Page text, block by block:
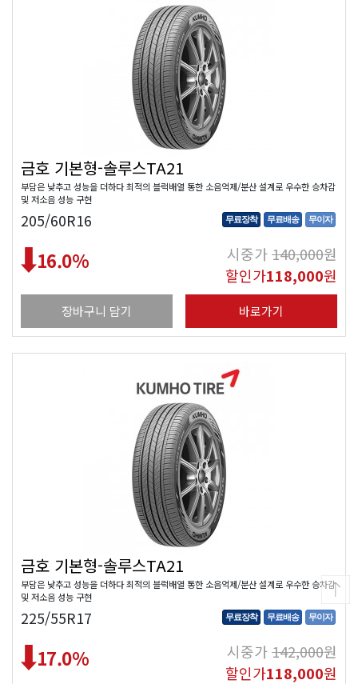
금호 기본형-솔루스TA21
부담은 낮추고 성능을 더하다 최적의 블럭배열 통한 소음억제/분산 설계로 우수한 승차감
및 저소음 성능 구현
205/60R16 무료장착 무료배송 무이자
16.0% 시중가140,000원
할인가118,000원
장바구니 담기 바로가기
금호 기본형-솔루스TA21
부담은 낮추고 성능을 더하다 최적의 블럭배열 통한 소음억제/분산 설계로 우수한 승차감
및 저소음 성능 구현
225/55R17 무료장착 무료배송 무이자
17.0% 시중가142,000원
할인가118,000원